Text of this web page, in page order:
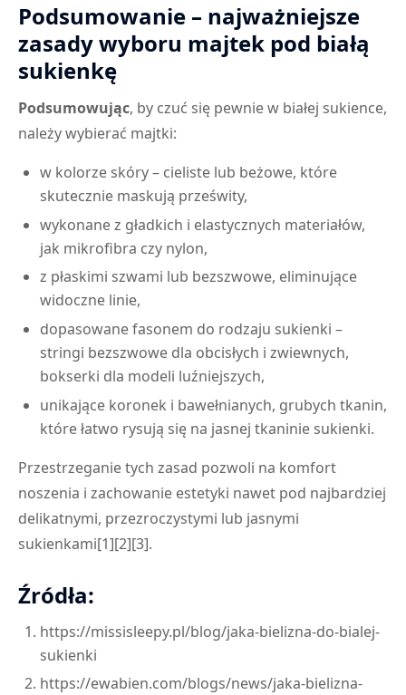
Podsumowanie – najważniejsze
zasady wyboru majtek pod białą
sukienkę
Podsumowując, by czuć się pewnie w białej sukience,
należy wybierać majtki:
w kolorze skóry – cieliste lub beżowe, które
skutecznie maskują prześwity,
wykonane z gładkich i elastycznych materiałów,
jak mikrofibra czy nylon,
z płaskimi szwami lub bezszwowe, eliminujące
widoczne linie,
dopasowane fasonem do rodzaju sukienki –
stringi bezszwowe dla obcisłych i zwiewnych,
bokserki dla modeli luźniejszych,
unikające koronek i bawełnianych, grubych tkanin,
które łatwo rysują się na jasnej tkaninie sukienki.
Przestrzeganie tych zasad pozwoli na komfort
noszenia i zachowanie estetyki nawet pod najbardziej
delikatnymi, przezroczystymi lub jasnymi
sukienkami[1][2][3].
Źródła:
https://missisleepy.pl/blog/jaka-bielizna-do-bialej-
sukienki
https://ewabien.com/blogs/news/jaka-bielizna-